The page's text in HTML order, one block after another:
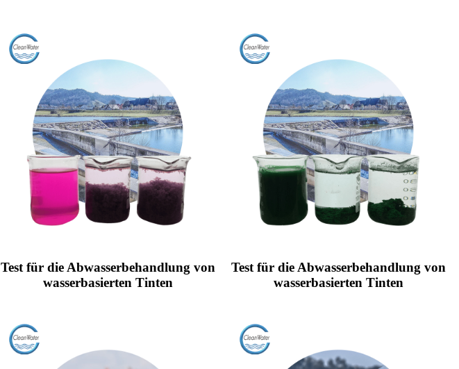
Test für die Abwasserbehandlung von
wasserbasierten Tinten
Test für die Abwasserbehandlung von
wasserbasierten Tinten